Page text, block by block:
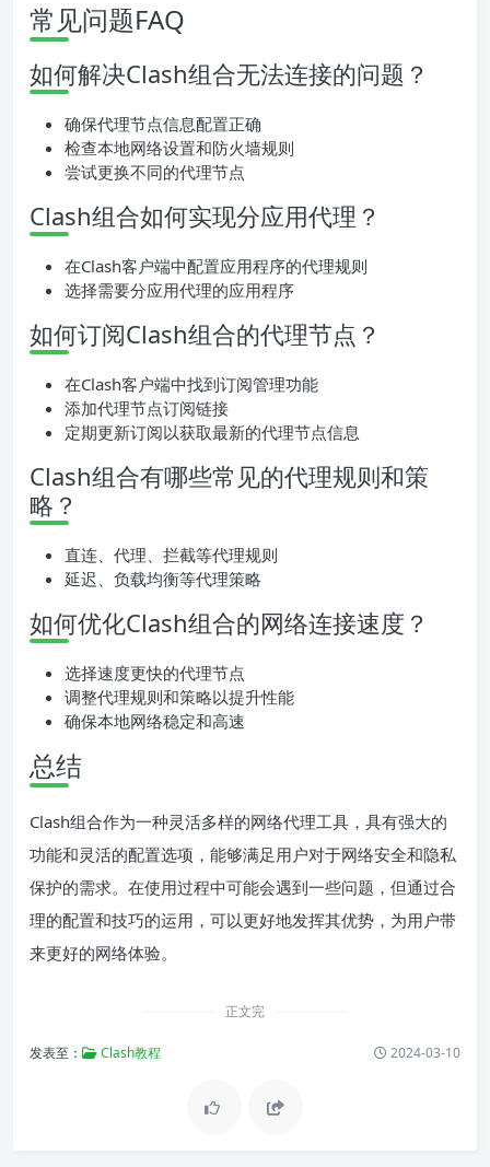
常见问题FAQ
如何解决Clash组合无法连接的问题？
确保代理节点信息配置正确
检查本地网络设置和防火墙规则
尝试更换不同的代理节点
Clash组合如何实现分应用代理？
在Clash客户端中配置应用程序的代理规则
选择需要分应用代理的应用程序
如何订阅Clash组合的代理节点？
在Clash客户端中找到订阅管理功能
添加代理节点订阅链接
定期更新订阅以获取最新的代理节点信息
Clash组合有哪些常见的代理规则和策
略？
直连、代理、拦截等代理规则
延迟、负载均衡等代理策略
如何优化Clash组合的网络连接速度？
选择速度更快的代理节点
调整代理规则和策略以提升性能
确保本地网络稳定和高速
总结
Clash组合作为一种灵活多样的网络代理工具，具有强大的
功能和灵活的配置选项，能够满足用户对于网络安全和隐私
保护的需求。在使用过程中可能会遇到一些问题，但通过合
理的配置和技巧的运用，可以更好地发挥其优势，为用户带
来更好的网络体验。
正文完
发表至： Clash教程 2024-03-10